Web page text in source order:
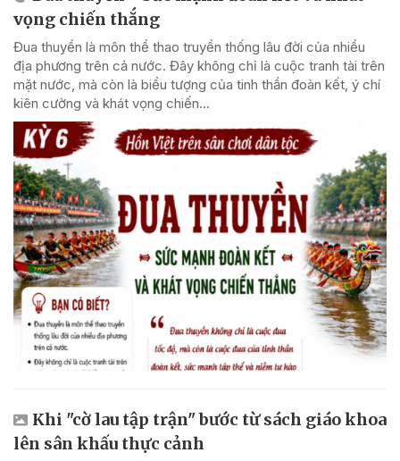
vọng chiến thắng
Đua thuyền là môn thể thao truyền thống lâu đời của nhiều
địa phương trên cả nước. Đây không chỉ là cuộc tranh tài trên
mặt nước, mà còn là biểu tượng của tinh thần đoàn kết, ý chí
kiên cường và khát vọng chiến...
Khi "cờ lau tập trận" bước từ sách giáo khoa
lên sân khấu thực cảnh